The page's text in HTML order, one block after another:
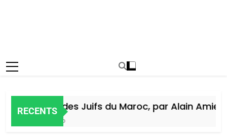
RECENTS
Histoire des Juifs du Maroc, par Alain Amiel